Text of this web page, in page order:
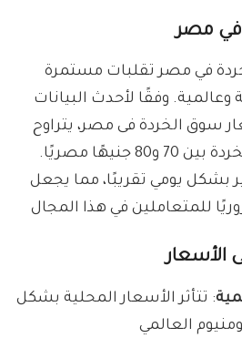
في مصر
في مصر تقلبات مستمرة
وعالمية. وفقًا لأحدث البيانات
سوق الخردة فى مصر، يتراوح
سعر كيلوجرام الكانز الخردة بين 70 و80 جنيهًا مصريًا.
بشكل يومي تقريبًا، مما يجعل
للمتعاملين في هذا المجال
الأسعار
: تتأثر الأسعار المحلية بشكل
العالمي